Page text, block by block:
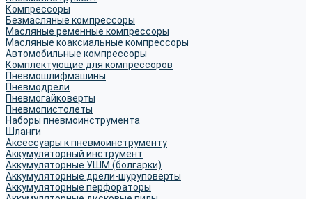
Компрессоры
Безмасляные компрессоры
Масляные ременные компрессоры
Масляные коаксиальные компрессоры
Автомобильные компрессоры
Комплектующие для компрессоров
Пневмошлифмашины
Пневмодрели
Пневмогайковерты
Пневмопистолеты
Наборы пневмоинструмента
Шланги
Аксессуары к пневмоинструменту
Аккумуляторный инструмент
Аккумуляторные УШМ (болгарки)
Аккумуляторные дрели-шуруповерты
Аккумуляторные перфораторы